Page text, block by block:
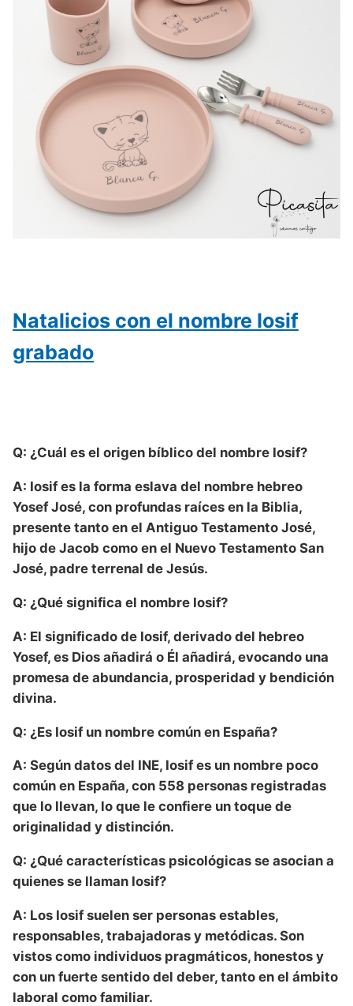
Natalicios con el nombre Iosif
grabado
Q: ¿Cuál es el origen bíblico del nombre Iosif?
A: Iosif es la forma eslava del nombre hebreo
Yosef José, con profundas raíces en la Biblia,
presente tanto en el Antiguo Testamento José,
hijo de Jacob como en el Nuevo Testamento San
José, padre terrenal de Jesús.
Q: ¿Qué significa el nombre Iosif?
A: El significado de Iosif, derivado del hebreo
Yosef, es Dios añadirá o Él añadirá, evocando una
promesa de abundancia, prosperidad y bendición
divina.
Q: ¿Es Iosif un nombre común en España?
A: Según datos del INE, Iosif es un nombre poco
común en España, con 558 personas registradas
que lo llevan, lo que le confiere un toque de
originalidad y distinción.
Q: ¿Qué características psicológicas se asocian a
quienes se llaman Iosif?
A: Los Iosif suelen ser personas estables,
responsables, trabajadoras y metódicas. Son
vistos como individuos pragmáticos, honestos y
con un fuerte sentido del deber, tanto en el ámbito
laboral como familiar.